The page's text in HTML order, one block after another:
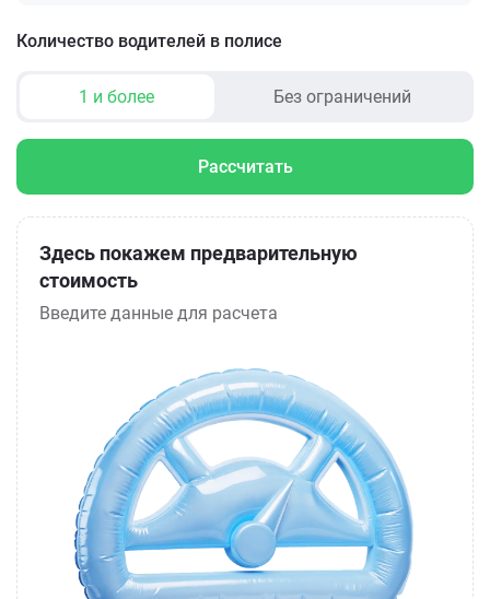
Количество водителей в полисе
1 и более Без ограничений
Рассчитать
Здесь покажем предварительную
стоимость
Введите данные для расчета